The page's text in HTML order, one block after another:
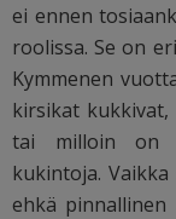
ei ennen
roolissa. Se on
Kymmenen
kirsikat kukkivat,
tai milloin on
kukintoja.
ehkä